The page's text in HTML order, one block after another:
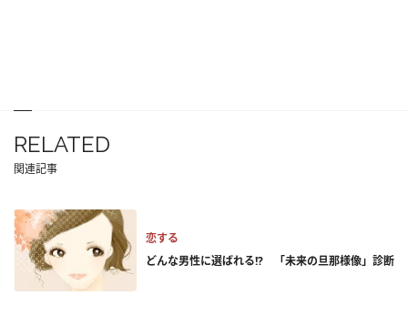
RELATED
関連記事
恋する
どんな男性に選ばれる!? 「未来の旦那様像」診断